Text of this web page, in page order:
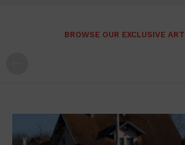
BROWSE OUR EXCLUSIVE